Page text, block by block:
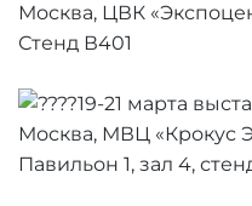
Москва, ЦВК
Стенд В401
19-21 марта
Москва, МВЦ «Крокус
Павильон 1, зал 4,